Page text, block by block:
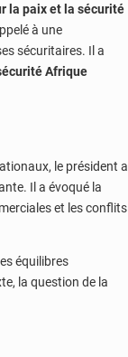
la paix et la sécurité
à une
sécuritaires. Il a
Afrique
le président a
Il a évoqué la
et les conflits
équilibres
la question de la